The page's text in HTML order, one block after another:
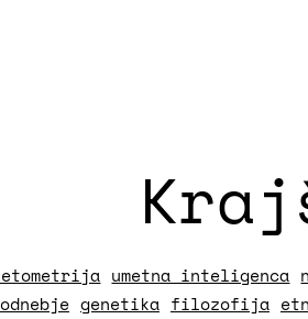
umetna inteligenca
genetika filozofija